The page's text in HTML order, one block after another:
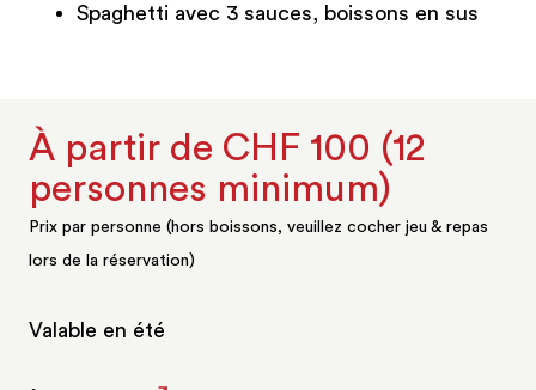
Spaghetti avec 3 sauces, boissons en sus
À partir de CHF 100 (12
personnes minimum)
Prix par personne (hors boissons, veuillez cocher jeu & repas
lors de la réservation)
Valable en été